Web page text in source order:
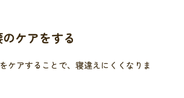
ケアをする
ケアすることで、寝違えにくくなりま